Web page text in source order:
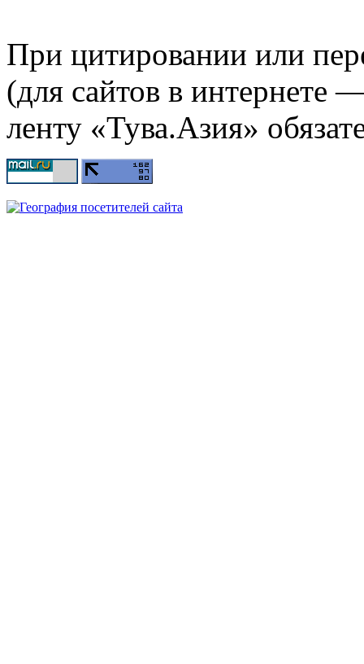
При цитировании или
(для сайтов в интернете
ленту «Тува.Азия»